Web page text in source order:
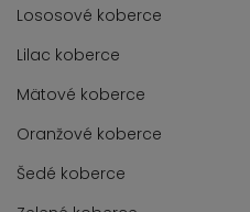
Lososové koberce
Lilac koberce
Mätové koberce
Oranžové koberce
Šedé koberce